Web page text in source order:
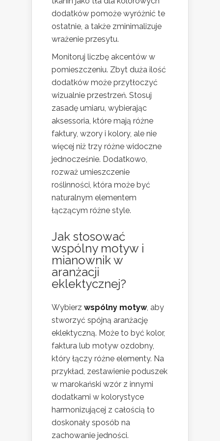
dodatków pomoże wyróżnić te
ostatnie, a także zminimalizuje
wrażenie przesytu.
Monitoruj liczbę akcentów w
pomieszczeniu. Zbyt duża ilość
dodatków może przytłoczyć
wizualnie przestrzeń. Stosuj
zasadę umiaru, wybierając
aksessoria, które mają różne
faktury, wzory i kolory, ale nie
więcej niż trzy różne widoczne
jednocześnie. Dodatkowo,
rozważ umieszczenie
roślinności, która może być
naturalnym elementem
łączącym różne style.
Jak stosować
wspólny motyw i
mianownik w
aranżacji
eklektycznej?
Wybierz wspólny motyw, aby
stworzyć spójną aranżację
eklektyczną. Może to być kolor,
faktura lub motyw ozdobny,
który łączy różne elementy. Na
przykład, zestawienie poduszek
w marokański wzór z innymi
dodatkami w kolorystyce
harmonizującej z całością to
doskonały sposób na
zachowanie jedności.